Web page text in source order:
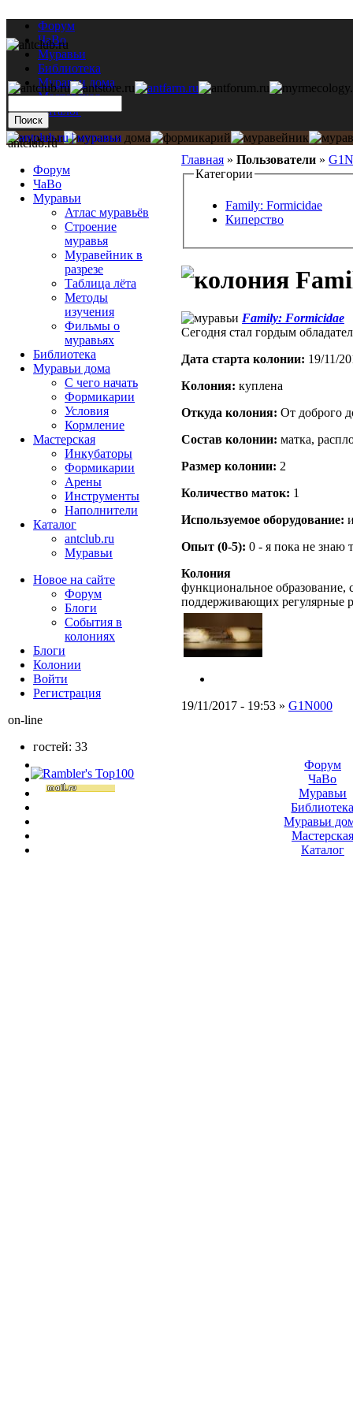
Форум
ЧаВо
Муравьи
Библиотека
Муравьи дома
Мастерская
Каталог
Главная » Пользователи »
Категории
Family: Formicidae
Киперство
Family: Formicidae
Сегодня стал гордым
Дата старта кoлонии: 19/11/
Кoлония: куплена
Откуда кoлония: От доброго
Состав кoлонии: матка,
Размер кoлонии: 2
Количество маток: 1
Используемое оборудование:
Опыт (0-5): 0 - я пока не знаю
Колония
функциональное образование,
поддерживающих регулярные
19/11/2017 - 19:53 » G1N000
antclub.ru
Форум
ЧаВо
Муравьи
Атлас муравьёв
Строение
муравья
Муравейник в
разрезе
Таблица лёта
Методы
изучения
Фильмы о
муравьях
Библиотека
Муравьи дома
С чего начать
Формикарии
Условия
Кормление
Мастерская
Инкубаторы
Формикарии
Арены
Инструменты
Наполнители
Каталог
antclub.ru
Муравьи
Новое на сайте
Форум
Блоги
События в
колониях
Блоги
Колонии
Войти
Peгиcтpaция
on-line
гостей: 33
Форум
ЧаВо
Муравьи
Муравьи
Мастерская
Каталог